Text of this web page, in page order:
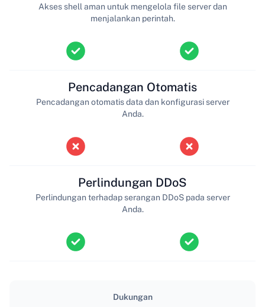
Akses shell aman untuk mengelola file server dan
menjalankan perintah.
Pencadangan Otomatis
Pencadangan otomatis data dan konfigurasi server
Anda.
Perlindungan DDoS
Perlindungan terhadap serangan DDoS pada server
Anda.
Dukungan